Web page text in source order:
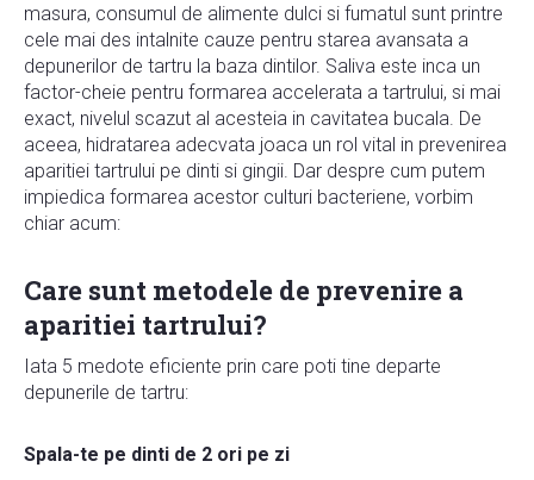
masura, consumul de alimente dulci si fumatul sunt printre
cele mai des intalnite cauze pentru starea avansata a
depunerilor de tartru la baza dintilor. Saliva este inca un
factor-cheie pentru formarea accelerata a tartrului, si mai
exact, nivelul scazut al acesteia in cavitatea bucala. De
aceea, hidratarea adecvata joaca un rol vital in prevenirea
aparitiei tartrului pe dinti si gingii. Dar despre cum putem
impiedica formarea acestor culturi bacteriene, vorbim
chiar acum:
Care sunt metodele de prevenire a
aparitiei tartrului?
Iata 5 medote eficiente prin care poti tine departe
depunerile de tartru:
Spala-te pe dinti de 2 ori pe zi